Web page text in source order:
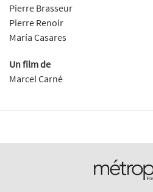
Pierre Brasseur
Pierre Renoir
María Casares
Un film de
Marcel Carné